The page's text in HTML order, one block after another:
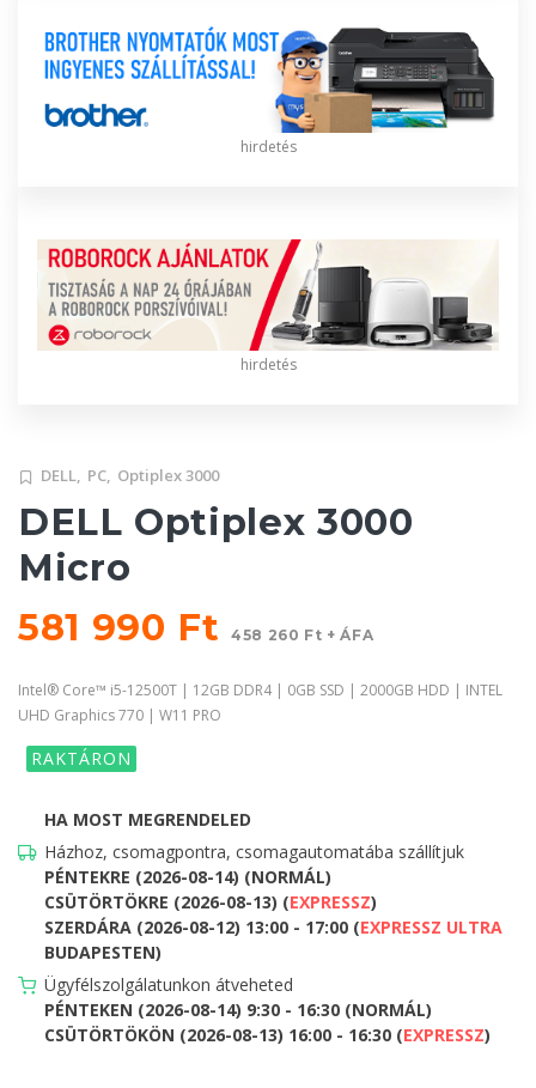
hirdetés
hirdetés
DELL, PC, Optiplex 3000
DELL Optiplex 3000
Micro
581 990 Ft458 260 Ft + ÁFA
Intel® Core™ i5-12500T | 12GB DDR4 | 0GB SSD | 2000GB HDD | INTEL
UHD Graphics 770 | W11 PRO
RAKTÁRON
HA MOST MEGRENDELED
Házhoz, csomagpontra, csomagautomatába szállítjuk
PÉNTEKRE (2026-08-14) (NORMÁL)
CSÜTÖRTÖKRE (2026-08-13) (EXPRESSZ)
SZERDÁRA (2026-08-12) 13:00 - 17:00 (EXPRESSZ ULTRA
BUDAPESTEN)
Ügyfélszolgálatunkon átveheted
PÉNTEKEN (2026-08-14) 9:30 - 16:30 (NORMÁL)
CSÜTÖRTÖKÖN (2026-08-13) 16:00 - 16:30 (EXPRESSZ)